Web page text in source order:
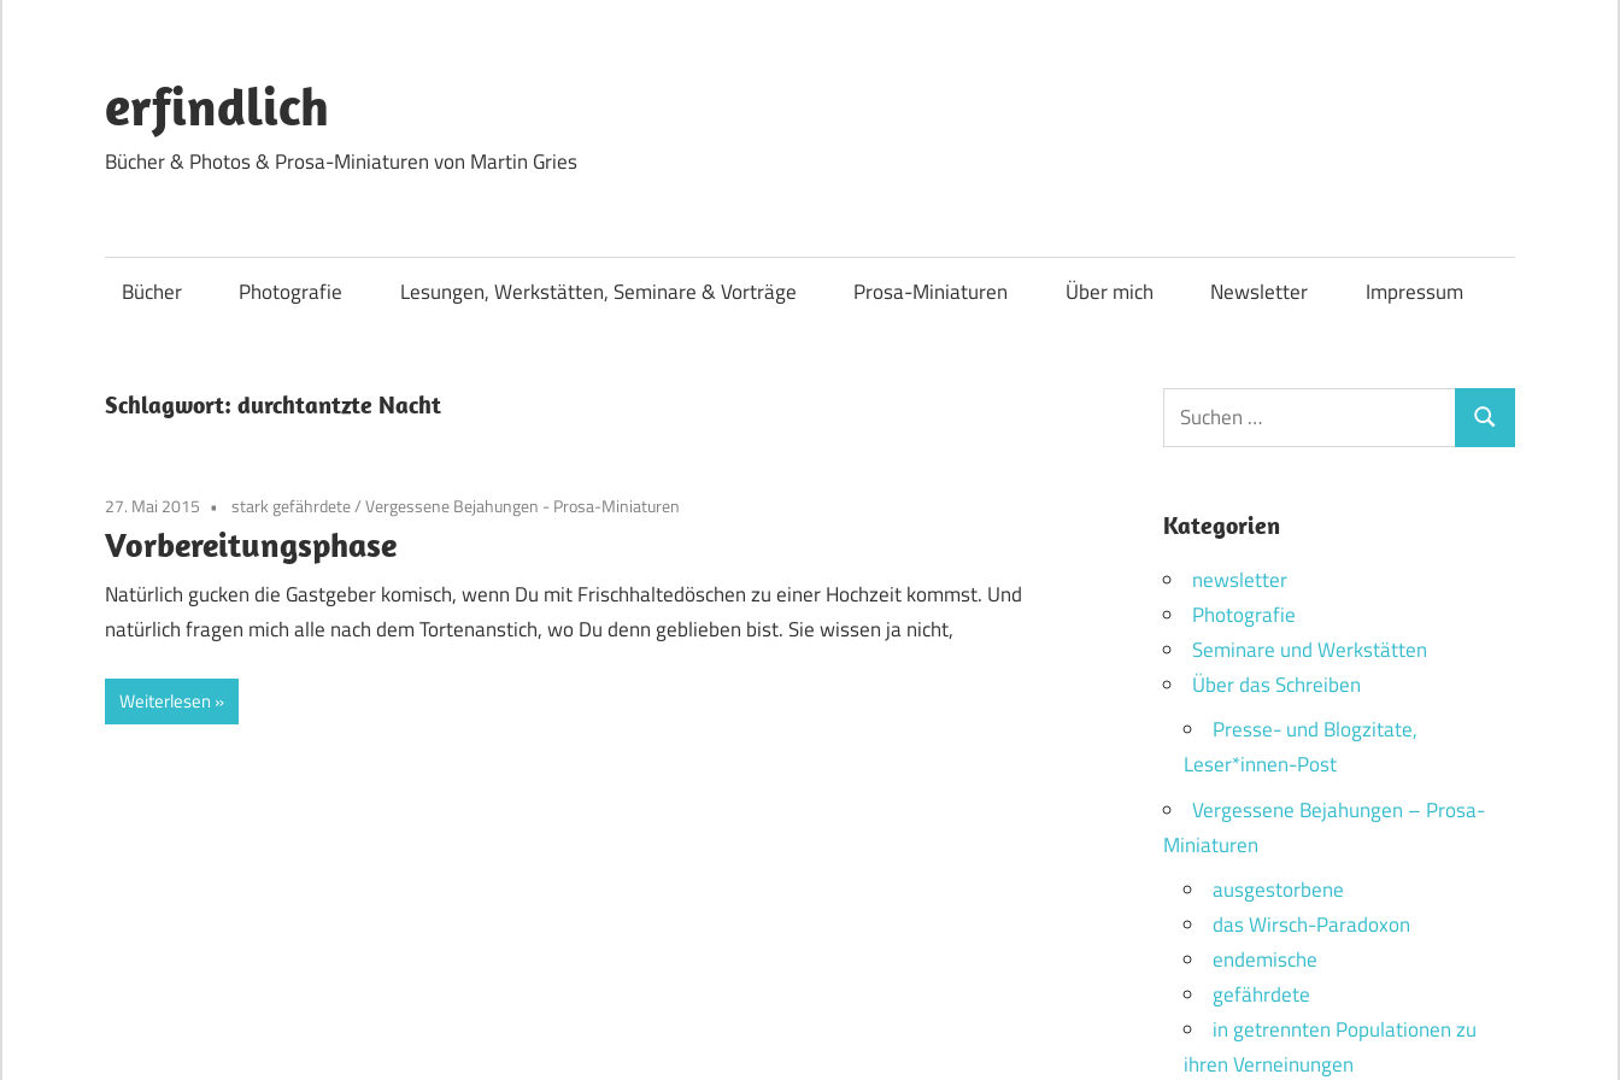
springen
erfindlich
Bücher & Photos & Prosa-Miniaturen von Martin Gries
Bücher Photografie Lesungen, Werkstätten, Seminare & Vorträge Prosa-Miniaturen Über mich Newsletter Impressum
Schlagwort: durchtantzte Nacht
27. Mai 2015 stark gefährdete/Vergessene Bejahungen - Prosa-Miniaturen
Vorbereitungsphase
Natürlich gucken die Gastgeber komisch, wenn Du mit Frischhaltedöschen zu einer Hochzeit kommst. Und
natürlich fragen mich alle nach dem Tortenanstich, wo Du denn geblieben bist. Sie wissen ja nicht,
Weiterlesen
Suchen
nach:
Suchen
Kategorien
newsletter
Photografie
Seminare und Werkstätten
Über das Schreiben
Presse- und Blogzitate,
Leser*innen-Post
Vergessene Bejahungen – Prosa-
Miniaturen
ausgestorbene
das Wirsch-Paradoxon
endemische
gefährdete
in getrennten Populationen zu
ihren Verneinungen